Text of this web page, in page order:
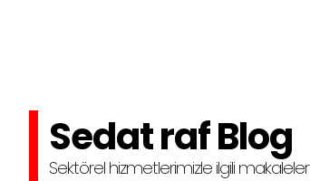
Sedat raf Blog
Sektörel hizmetlerimizle ilgili makaleler